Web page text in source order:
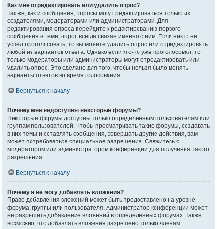
Как мне отредактировать или удалить опрос?
Так же, как и сообщения, опросы могут редактироваться только их
создателями, модераторами или администраторами. Для
редактирования опроса перейдите к редактированию первого
сообщения в теме; опрос всегда связан именно с ним. Если никто не
успел проголосовать, то вы можете удалить опрос или отредактировать
любой из вариантов ответа. Однако если кто-то уже проголосовал, то
только модераторы или администраторы могут отредактировать или
удалить опрос. Это сделано для того, чтобы нельзя было менять
варианты ответов во время голосования.
Вернуться к началу
Почему мне недоступны некоторые форумы?
Некоторые форумы доступны только определённым пользователям или
группам пользователей. Чтобы просматривать такие форумы, создавать
в них темы и оставлять сообщения, совершать другие действия, вам
может потребоваться специальное разрешение. Свяжитесь с
модератором или администратором конференции для получения такого
разрешения.
Вернуться к началу
Почему я не могу добавлять вложения?
Право добавления вложений может быть предоставлено на уровне
форума, группы или пользователя. Администратор конференции может
не разрешить добавление вложений в определённых форумах. Также
возможно, что добавлять вложения разрешено только членам